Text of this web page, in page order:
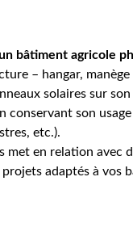
bâtiment agricole
– hangar,
solaires sur
conservant son
etc.).
met en relation avec
adaptés à vos